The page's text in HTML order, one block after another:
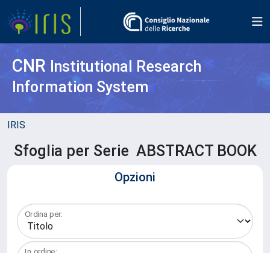
CNR Institutional Research
Information System
IRIS
Sfoglia per Serie ABSTRACT BOOK
Opzioni
Ordina per: